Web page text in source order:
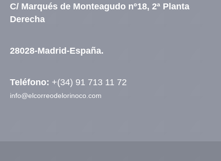
C/ Marqués de Monteagudo nº18, 2ª Planta
Derecha
28028-Madrid-España.
Teléfono: +(34) 91 713 11 72
info@elcorreodelorinoco.com